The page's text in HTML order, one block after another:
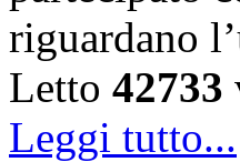
riguardano
Letto 42733
Leggi tutto...